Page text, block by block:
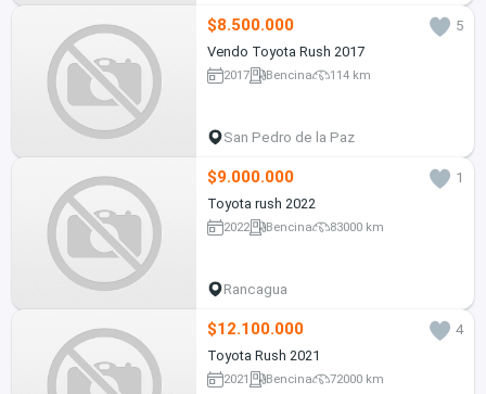
$8.500.000
5
Vendo Toyota Rush 2017
2017 Bencina 114 km
San Pedro de la Paz
$9.000.000
1
Toyota rush 2022
2022 Bencina 83000 km
Rancagua
$12.100.000
4
Toyota Rush 2021
2021 Bencina 72000 km